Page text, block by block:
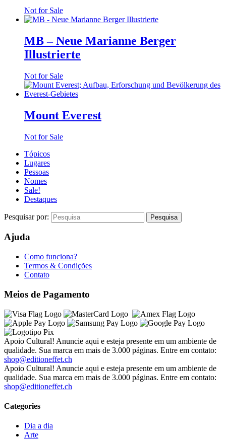
Not for Sale
MB – Neue Marianne Berger
Illustrierte
Not for Sale
Mount Everest
Not for Sale
Tópicos
Lugares
Pessoas
Nomes
Sale!
Destaques
Pesquisar por:
Ajuda
Como funciona?
Termos & Condições
Contato
Meios de Pagamento
Apoio Cultural! Anuncie aqui e esteja presente em um ambiente de
qualidade. Sua marca em mais de 3.000 páginas. Entre em contato:
shop@editioneffet.ch
Apoio Cultural! Anuncie aqui e esteja presente em um ambiente de
qualidade. Sua marca em mais de 3.000 páginas. Entre em contato:
shop@editioneffet.ch
Categories
Dia a dia
Arte